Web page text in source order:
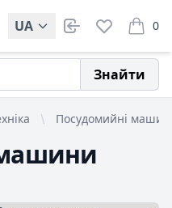
UA 0
items
Знайти
Посудомийні